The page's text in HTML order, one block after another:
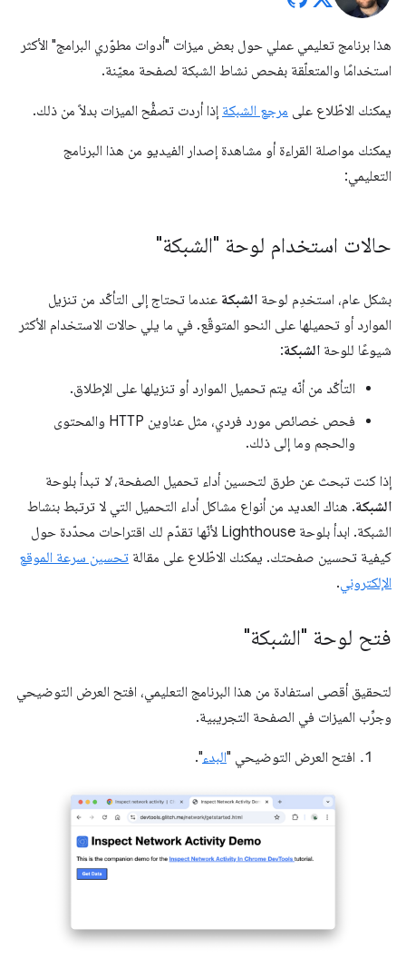
هذا برنامج تعليمي عملي حول بعض ميزات "أدوات مطوّري البرامج" الأكثر
استخدامًا والمتعلّقة بفحص نشاط الشبكة لصفحة معيّنة.
يمكنك الاطّلاع على مرجع الشبكة إذا أردت تصفُّح الميزات بدلاً من ذلك.
يمكنك مواصلة القراءة أو مشاهدة إصدار الفيديو من هذا البرنامج
التعليمي:
حالات استخدام لوحة "الشبكة"
بشكل عام، استخدِم لوحة الشبكة عندما تحتاج إلى التأكّد من تنزيل
الموارد أو تحميلها على النحو المتوقّع. في ما يلي حالات الاستخدام الأكثر
شيوعًا للوحة الشبكة:
التأكّد من أنّه يتم تحميل الموارد أو تنزيلها على الإطلاق.
فحص خصائص مورد فردي، مثل عناوين HTTP والمحتوى
والحجم وما إلى ذلك.
إذا كنت تبحث عن طرق لتحسين أداء تحميل الصفحة،لا تبدأ بلوحة
الشبكة. هناك العديد من أنواع مشاكل أداء التحميل التي لا ترتبط بنشاط
الشبكة. ابدأ بلوحة Lighthouse لأنّها تقدّم لك اقتراحات محدّدة حول
كيفية تحسين صفحتك. يمكنك الاطّلاع على مقالة تحسين سرعة الموقع
الإلكتروني.
فتح لوحة "الشبكة"
لتحقيق أقصى استفادة من هذا البرنامج التعليمي، افتح العرض التوضيحي
وجرِّب الميزات في الصفحة التجريبية.
افتح العرض التوضيحي "البدء".